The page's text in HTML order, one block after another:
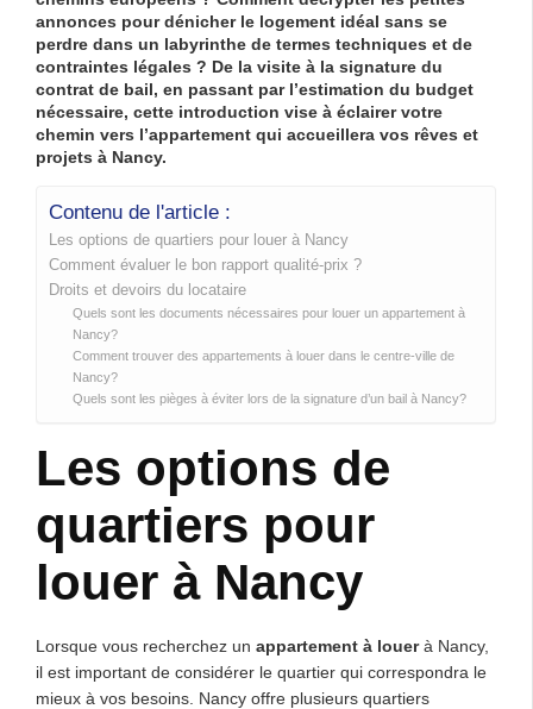
annonces pour dénicher le logement idéal sans se
perdre dans un labyrinthe de termes techniques et de
contraintes légales ? De la visite à la signature du
contrat de bail, en passant par l’estimation du budget
nécessaire, cette introduction vise à éclairer votre
chemin vers l’appartement qui accueillera vos rêves et
projets à Nancy.
Contenu de l'article :
Les options de quartiers pour louer à Nancy
Comment évaluer le bon rapport qualité-prix ?
Droits et devoirs du locataire
Quels sont les documents nécessaires pour louer un appartement à
Nancy?
Comment trouver des appartements à louer dans le centre-ville de
Nancy?
Quels sont les pièges à éviter lors de la signature d’un bail à Nancy?
Les options de
quartiers pour
louer à Nancy
Lorsque vous recherchez un appartement à louerà Nancy,
il est important de considérer le quartier qui correspondra le
mieux à vos besoins. Nancy offre plusieurs quartiers